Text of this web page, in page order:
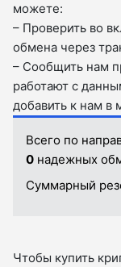
можете:
– Проверить во
обмена через
– Сообщить нам
работают с
добавить к нам в
Всего по
0 надежных
Суммарный
Чтобы купить